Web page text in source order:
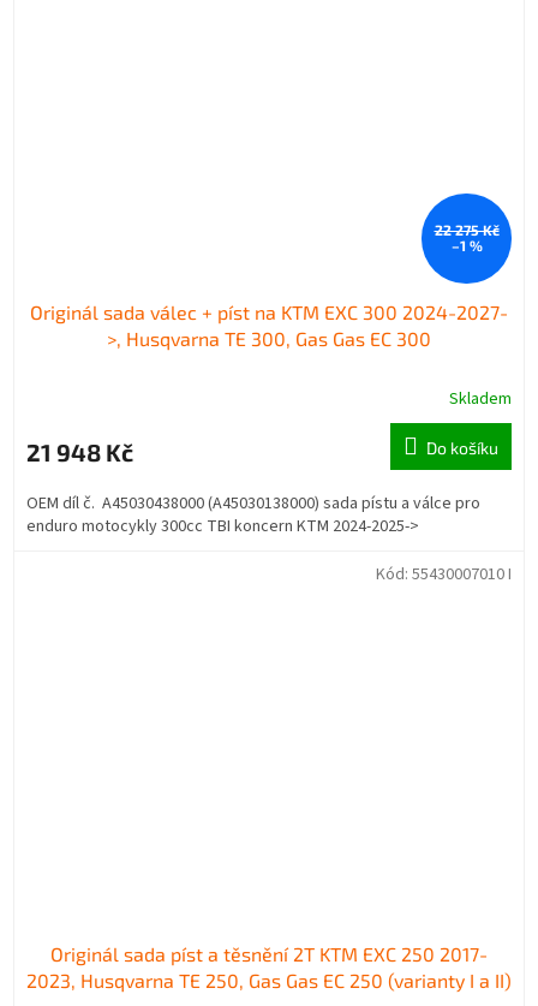
22 275 Kč
–1 %
Originál sada válec + píst na KTM EXC 300 2024-2027-
>, Husqvarna TE 300, Gas Gas EC 300
Skladem
21 948 Kč Do košíku
OEM díl č. A45030438000 (A45030138000) sada pístu a válce pro
enduro motocykly 300cc TBI koncern KTM 2024-2025->
Originál sada píst a těsnění 2T KTM EXC 250 2017-
2023, Husqvarna TE 250, Gas Gas EC 250 (varianty I a II)
Kód: 55430007010 I